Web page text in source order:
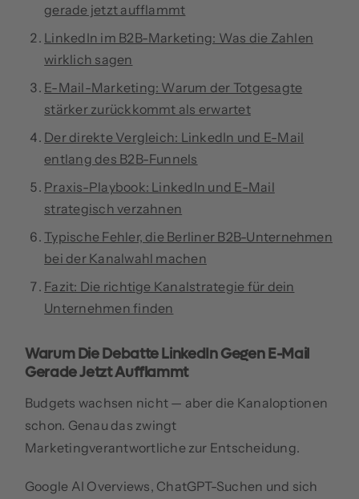
gerade jetzt aufflammt
LinkedIn im B2B-Marketing: Was die Zahlen
wirklich sagen
E-Mail-Marketing: Warum der Totgesagte
stärker zurückkommt als erwartet
Der direkte Vergleich: LinkedIn und E-Mail
entlang des B2B-Funnels
Praxis-Playbook: LinkedIn und E-Mail
strategisch verzahnen
Typische Fehler, die Berliner B2B-Unternehmen
bei der Kanalwahl machen
Fazit: Die richtige Kanalstrategie für dein
Unternehmen finden
Warum Die Debatte LinkedIn Gegen E-Mail
Gerade Jetzt Aufflammt
Budgets wachsen nicht — aber die Kanaloptionen
schon. Genau das zwingt
Marketingverantwortliche zur Entscheidung.
Google AI Overviews, ChatGPT-Suchen und sich